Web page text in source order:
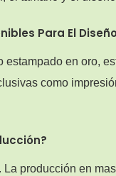
Para El
en oro,
como
producción en